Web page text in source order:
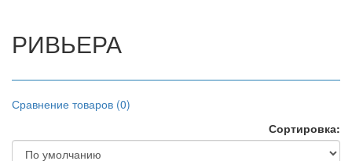
РИВЬЕРА
Сравнение товаров (0)
Сортировка: